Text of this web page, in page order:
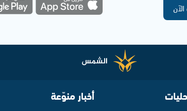
أخبار منوّعة